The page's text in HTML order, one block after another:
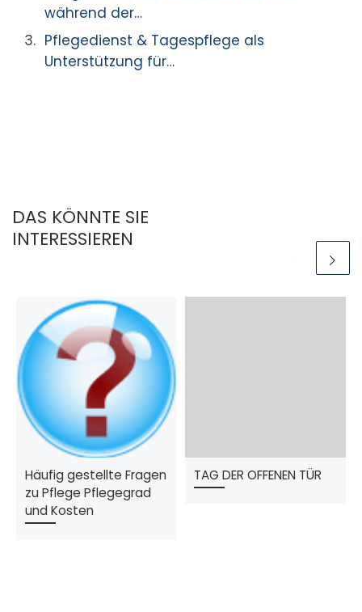
während der…
Pflegedienst & Tagespflege als
Unterstützung für…
DAS KÖNNTE SIE
INTERESSIEREN
Häufig gestellte Fragen
zu Pflege Pflegegrad
und Kosten
TAG DER OFFENEN TÜR